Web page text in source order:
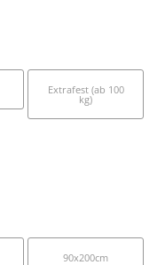
Extrafest (ab 100
kg)
90x200cm